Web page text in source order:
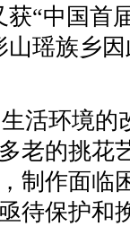
获“中国首
瑶族乡
活环境
老的挑花
制作面临
待保护和